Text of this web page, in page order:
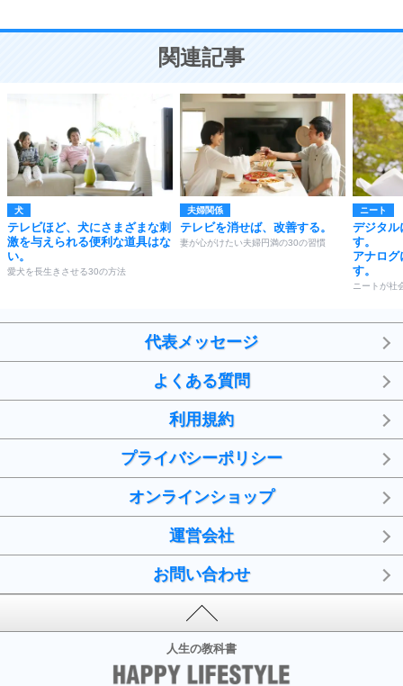
ことが大切。
関連記事
犬
テレビほど、犬にさまざまな刺
激を与えられる便利な道具はな
い。
愛犬を長生きさせる30の方法
夫婦関係
テレビを消せば、改善する。
妻が心がけたい夫婦円満の30の習慣
ニート
デジタル
す。
アナログ
す。
ニートが社
代表メッセージ
よくある質問
利用規約
プライバシーポリシー
オンラインショップ
運営会社
お問い合わせ
人生の教科書